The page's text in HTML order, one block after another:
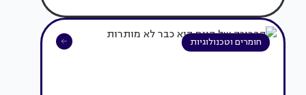
חומרים וטכנולוגיות